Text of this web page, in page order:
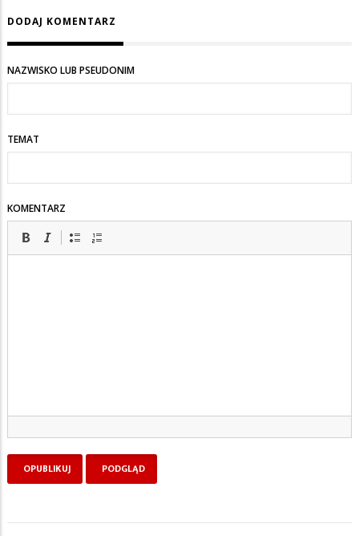
DODAJ KOMENTARZ
NAZWISKO LUB PSEUDONIM
TEMAT
KOMENTARZ